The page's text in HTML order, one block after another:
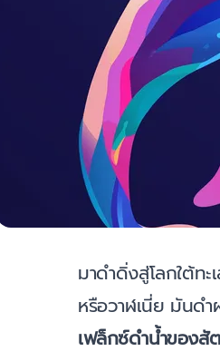
มาดำดิ่งสู่โลกใต้ท
หรือวาฬเนี่ย มันด
เฟล็กซ์ดำน้ำของ